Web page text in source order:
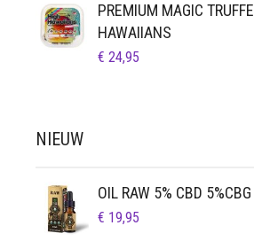
PREMIUM MAGIC
HAWAIIANS
€ 24,95
NIEUW
OIL RAW 5% CBD
€ 19,95